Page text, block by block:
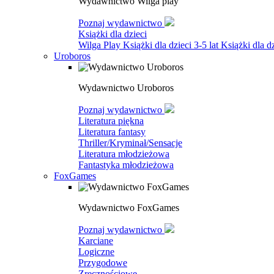
Poznaj wydawnictwo
Książki dla dzieci
Wilga Play Książki dla dzieci 3-5 lat Książki dla
Uroboros
Wydawnictwo Uroboros
Poznaj wydawnictwo
Literatura piękna
Literatura fantasy
Thriller/Kryminał/Sensacje
Literatura młodzieżowa
Fantastyka młodzieżowa
FoxGames
Wydawnictwo FoxGames
Poznaj wydawnictwo
Karciane
Logiczne
Przygodowe